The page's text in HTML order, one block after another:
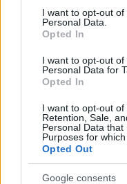
consent section.
I want to opt-out
Personal Data.
Opted In
I want to opt-out
Personal Data for
Opted In
I want to opt-out of
Retention, Sale,
Personal Data
Purposes for
Opted Out
Google consents
Hunter_GS|2012
Nem mondhatni,
csütörtököt
izgalmas hírek. És